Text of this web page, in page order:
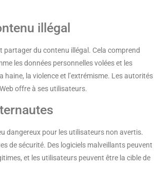
illégal
partager du contenu illégal. Cela comprend
les données personnelles volées et les
la violence et l’extrémisme. Les autorités
offre à ses utilisateurs.
dangereux pour les utilisateurs non avertis.
de sécurité. Des logiciels malveillants peuvent
et les utilisateurs peuvent être la cible de